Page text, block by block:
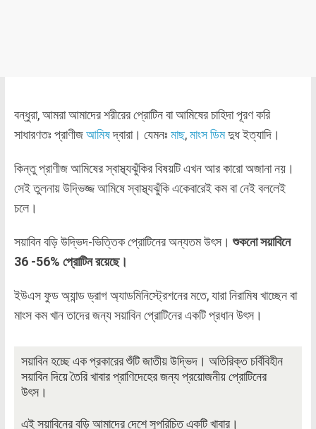
বন্ধুরা, আমরা আমাদের শরীরের প্রোটিন বা আমিষের চাহিদা পূরণ করি
সাধারণতঃ প্রাণীজআমিষদ্বারা। যেমনঃ মাছ,মাংস ডিমদুধ ইত্যাদি।
কিন্তু প্রাণীজ আমিষের স্বাস্থ্যঝুঁকির বিষয়টি এখন আর কারো অজানা নয়।
সেই তুলনায় উদ্ভিজ্জ আমিষে স্বাস্থ্যঝুঁকি একেবারেই কম বা নেই বললেই
চলে।
সয়াবিন বড়ি উদ্ভিদ-ভিত্তিক প্রোটিনের অন্যতম উৎস।শুকনো সয়াবিনে
36 -56% প্রোটিন রয়েছে।
ইউএস ফুড অ্যান্ড ড্রাগ অ্যাডমিনিস্ট্রেশনের মতে, যারা নিরামিষ খাচ্ছেন বা
মাংস কম খান তাদের জন্য সয়াবিন প্রোটিনের একটি প্রধান উৎস।
সয়াবিন হচ্ছে এক প্রকারের শুঁটি জাতীয় উদ্ভিদ। অতিরিক্ত চর্বিবিহীন
সয়াবিন দিয়ে তৈরি খাবার প্রাণিদেহের জন্য প্রয়োজনীয় প্রোটিনের
উৎস।
এই সয়াবিনের বড়ি আমাদের দেশে সুপরিচিত একটি খাবার।